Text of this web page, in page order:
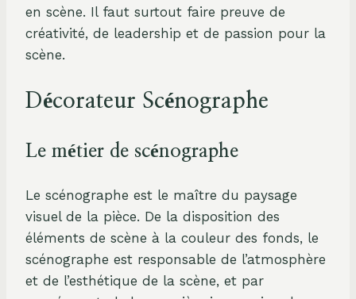
en scène. Il faut surtout faire preuve de
créativité, de leadership et de passion pour la
scène.
Décorateur Scénographe
Le métier de scénographe
Le scénographe est le maître du paysage
visuel de la pièce. De la disposition des
éléments de scène à la couleur des fonds, le
scénographe est responsable de l’atmosphère
et de l’esthétique de la scène, et par